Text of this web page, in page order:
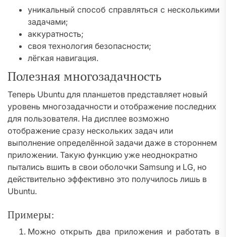
уникальный способ справляться с несколькими
задачами;
аккуратность;
своя технология безопасности;
лёгкая навигация.
Полезная многозадачность
Теперь Ubuntu для планшетов представляет новый
уровень многозадачности и отображение последних
для пользователя. На дисплее возможно
отображение сразу нескольких задач или
выполнение определённой задачи даже в стороннем
приложении. Такую функцию уже неоднократно
пытались вшить в свои оболочки Samsung и LG, но
действительно эффективно это получилось лишь в
Ubuntu.
Примеры:
Можно открыть два приложения и работать в